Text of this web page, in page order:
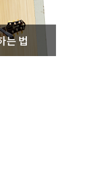
는 법